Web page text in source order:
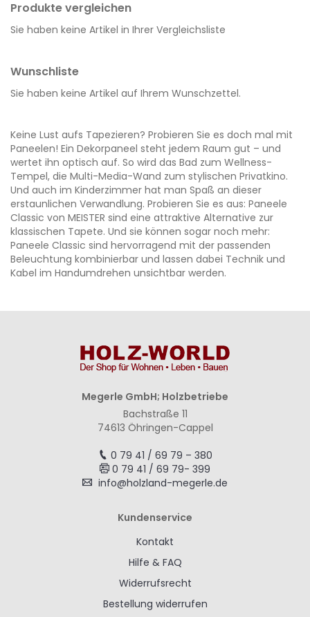
Produkte vergleichen
Sie haben keine Artikel in Ihrer Vergleichsliste
Wunschliste
Sie haben keine Artikel auf Ihrem Wunschzettel.
Keine Lust aufs Tapezieren? Probieren Sie es doch mal mit
Paneelen! Ein Dekorpaneel steht jedem Raum gut – und
wertet ihn optisch auf. So wird das Bad zum Wellness-
Tempel, die Multi-Media-Wand zum stylischen Privatkino.
Und auch im Kinderzimmer hat man Spaß an dieser
erstaunlichen Verwandlung. Probieren Sie es aus: Paneele
Classic von MEISTER sind eine attraktive Alternative zur
klassischen Tapete. Und sie können sogar noch mehr:
Paneele Classic sind hervorragend mit der passenden
Beleuchtung kombinierbar und lassen dabei Technik und
Kabel im Handumdrehen unsichtbar werden.
Megerle GmbH; Holzbetriebe
Bachstraße 11
74613 Öhringen-Cappel
0 79 41 / 69 79 – 380
0 79 41 / 69 79- 399
info@holzland-megerle.de
Kundenservice
Kontakt
Hilfe & FAQ
Widerrufsrecht
Bestellung widerrufen